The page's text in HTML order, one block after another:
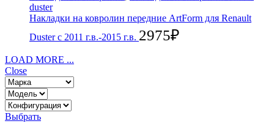
duster
Накладки на ковролин передние ArtForm для Renault
Duster с 2011 г.в.-2015 г.в. 2975₽
LOAD MORE ...
Close
Выбрать